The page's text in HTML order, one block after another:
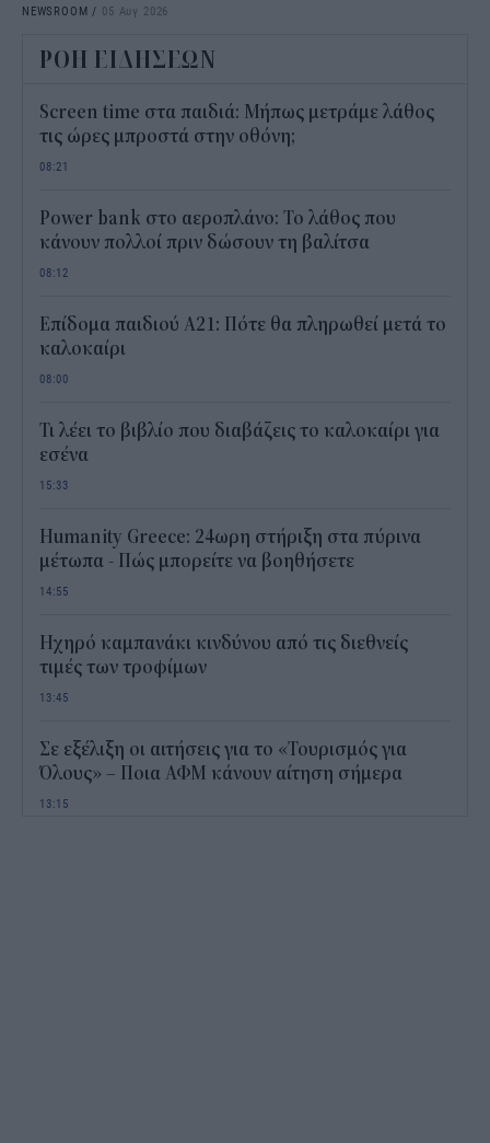
NEWSROOM / 05 Αυγ 2026
ΡΟΗ ΕΙΔΗΣΕΩΝ
Screen time στα παιδιά: Μήπως μετράμε λάθος
τις ώρες μπροστά στην οθόνη;
08:21
Power bank στο αεροπλάνο: Το λάθος που
κάνουν πολλοί πριν δώσουν τη βαλίτσα
08:12
Επίδομα παιδιού Α21: Πότε θα πληρωθεί μετά το
καλοκαίρι
08:00
Τι λέει το βιβλίο που διαβάζεις το καλοκαίρι για
εσένα
15:33
Humanity Greece: 24ωρη στήριξη στα πύρινα
μέτωπα - Πώς μπορείτε να βοηθήσετε
14:55
Ηχηρό καμπανάκι κινδύνου από τις διεθνείς
τιμές των τροφίμων
13:45
Σε εξέλιξη οι αιτήσεις για το «Τουρισμός για
Όλους» – Ποια ΑΦΜ κάνουν αίτηση σήμερα
13:15